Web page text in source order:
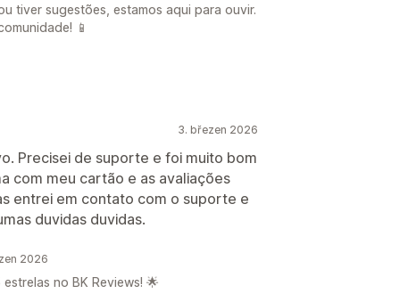
tiver sugestões, estamos aqui para ouvir.
📱
3. březen 2026
Precisei de suporte e foi muito bom
com meu cartão e as avaliações
entrei em contato com o suporte e
duvidas duvidas.
2026
no BK Reviews! 🌟